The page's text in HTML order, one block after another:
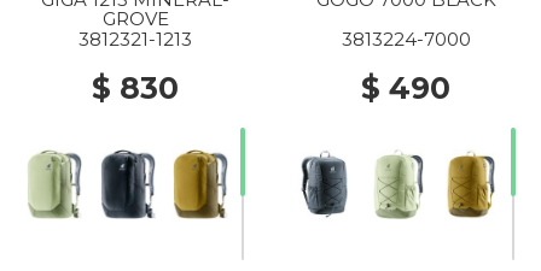
GROVE
3812321-1213
$ 830
3813224-7000
$ 490